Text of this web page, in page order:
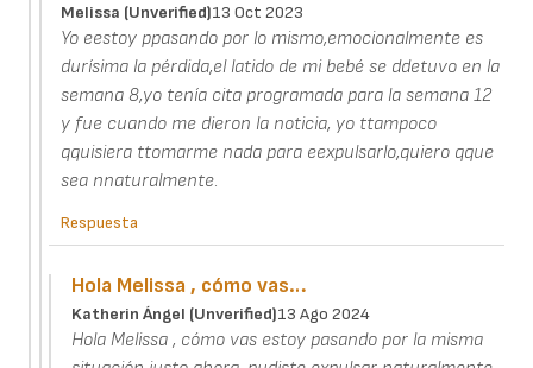
Melissa (unverified)13 Oct 2023
Yo eestoy ppasando por lo mismo,emocionalmente es
durísima la pérdida,el latido de mi bebé se ddetuvo en la
semana 8,yo tenía cita programada para la semana 12
y fue cuando me dieron la noticia, yo ttampoco
qquisiera ttomarme nada para eexpulsarlo,quiero qque
sea nnaturalmente.
Respuesta
Hola Melissa , cómo vas…
Katherin Ángel (unverified)13 Ago 2024
Hola Melissa , cómo vas estoy pasando por la misma